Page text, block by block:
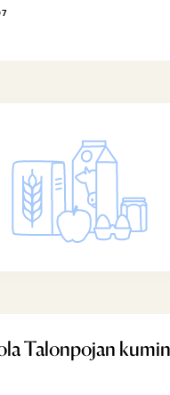
Talonpojan